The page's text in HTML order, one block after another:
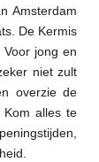
Amsterdam
De Kermis
jong en
niet zult
overzie de
Kom alles te